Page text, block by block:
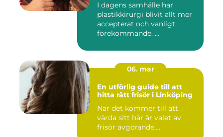
I dagens samhälle har
plastikkirurgi blivit allt mer
accepterat och vanligt
förekommande. ...
06. mar
En utförlig guide till att
hitta rätt frisör i Linköping
När det kommer till att
vårda sitt hår är valet av
frisör avgörande....